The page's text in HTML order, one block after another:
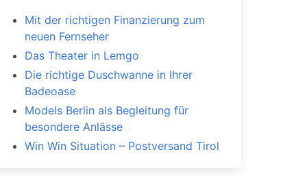
Mit der richtigen Finanzierung zum
neuen Fernseher
Das Theater in Lemgo
Die richtige Duschwanne in Ihrer
Badeoase
Models Berlin als Begleitung für
besondere Anlässe
Win Win Situation – Postversand Tirol